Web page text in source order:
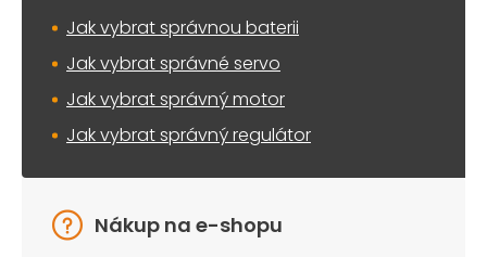
Jak vybrat správnou baterii
Jak vybrat správné servo
Jak vybrat správný motor
Jak vybrat správný regulátor
Nákup na e-shopu